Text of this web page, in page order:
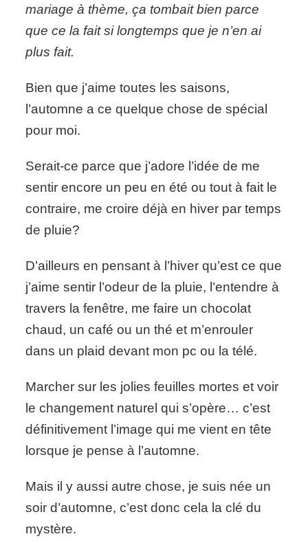
sent
l'automne
mariage à thème, ça tombait bien parce
que ce la fait si longtemps que je n’en ai
plus fait.
Bien que j’aime toutes les saisons,
l’automne a ce quelque chose de spécial
pour moi.
Serait-ce parce que j’adore l’idée de me
sentir encore un peu en été ou tout à fait le
contraire, me croire déjà en hiver par temps
de pluie?
D’ailleurs en pensant à l’hiver qu’est ce que
j’aime sentir l’odeur de la pluie, l’entendre à
travers la fenêtre, me faire un chocolat
chaud, un café ou un thé et m’enrouler
dans un plaid devant mon pc ou la télé.
Marcher sur les jolies feuilles mortes et voir
le changement naturel qui s’opère… c’est
définitivement l’image qui me vient en tête
lorsque je pense à l’automne.
Mais il y aussi autre chose, je suis née un
soir d’automne, c’est donc cela la clé du
mystère.